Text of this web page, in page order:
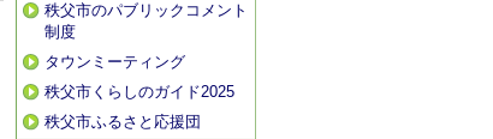
秩父市のパブリックコメント
制度
タウンミーティング
秩父市くらしのガイド2025
秩父市ふるさと応援団